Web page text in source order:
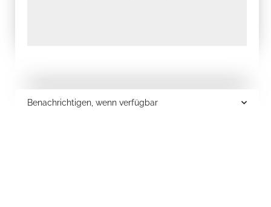
Benachrichtigen, wenn verfügbar